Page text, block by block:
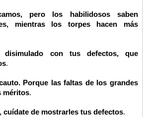
pero los habilidosos saben
mientras los torpes hacen más
disimulado con tus defectos, que
.
Porque las faltas de los grandes
méritos.
cuídate de mostrarles tus defectos.